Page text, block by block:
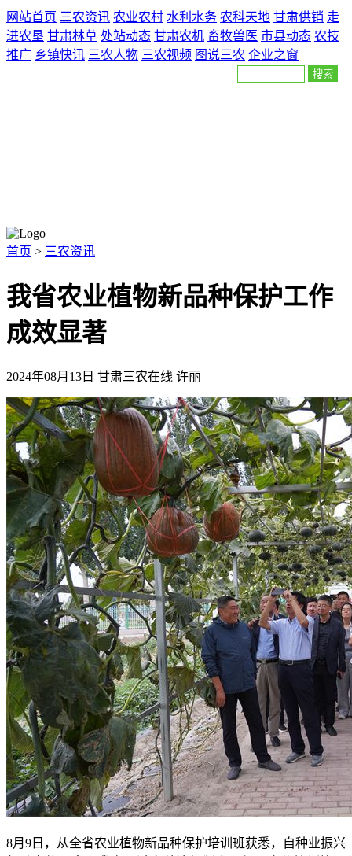
网站首页 三农资讯 农业农村 水利水务 农科天地 甘肃供销 走
进农垦 甘肃林草 处站动态 甘肃农机 畜牧兽医 市县动态 农技
推广 乡镇快讯 三农人物 三农视频 图说三农 企业之窗
首页 > 三农资讯
我省农业植物新品种保护工作
成效显著
2024年08月13日 甘肃三农在线 许丽
8月9日，从全省农业植物新品种保护培训班获悉，自种业振兴